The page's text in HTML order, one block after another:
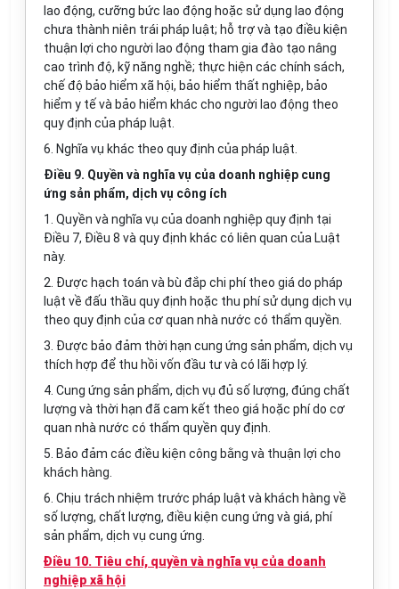
lao động, cưỡng bức lao động hoặc sử dụng lao động
chưa thành niên trái pháp luật; hỗ trợ và tạo điều kiện
thuận lợi cho người lao động tham gia đào tạo nâng
cao trình độ, kỹ năng nghề; thực hiện các chính sách,
chế độ bảo hiểm xã hội, bảo hiểm thất nghiệp, bảo
hiểm y tế và bảo hiểm khác cho người lao động theo
quy định của pháp luật.
6. Nghĩa vụ khác theo quy định của pháp luật.
Điều 9. Quyền và nghĩa vụ của doanh nghiệp cung
ứng sản phẩm, dịch vụ công ích
1. Quyền và nghĩa vụ của doanh nghiệp quy định tại
Điều 7, Điều 8 và quy định khác có liên quan của Luật
này.
2. Được hạch toán và bù đắp chi phí theo giá do pháp
luật về đấu thầu quy định hoặc thu phí sử dụng dịch vụ
theo quy định của cơ quan nhà nước có thẩm quyền.
3. Được bảo đảm thời hạn cung ứng sản phẩm, dịch vụ
thích hợp để thu hồi vốn đầu tư và có lãi hợp lý.
4. Cung ứng sản phẩm, dịch vụ đủ số lượng, đúng chất
lượng và thời hạn đã cam kết theo giá hoặc phí do cơ
quan nhà nước có thẩm quyền quy định.
5. Bảo đảm các điều kiện công bằng và thuận lợi cho
khách hàng.
6. Chịu trách nhiệm trước pháp luật và khách hàng về
số lượng, chất lượng, điều kiện cung ứng và giá, phí
sản phẩm, dịch vụ cung ứng.
Điều 10. Tiêu chí, quyền và nghĩa vụ của doanh
nghiệp xã hội